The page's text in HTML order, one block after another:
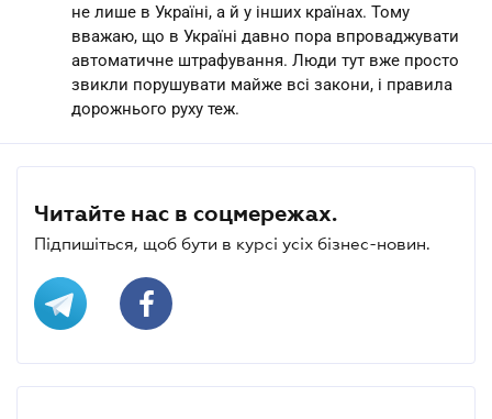
не лише в Україні, а й у інших країнах. Тому
вважаю, що в Україні давно пора впроваджувати
автоматичне штрафування. Люди тут вже просто
звикли порушувати майже всі закони, і правила
дорожнього руху теж.
Читайте нас в соцмережах.
Підпишіться, щоб бути в курсі усіх бізнес-новин.